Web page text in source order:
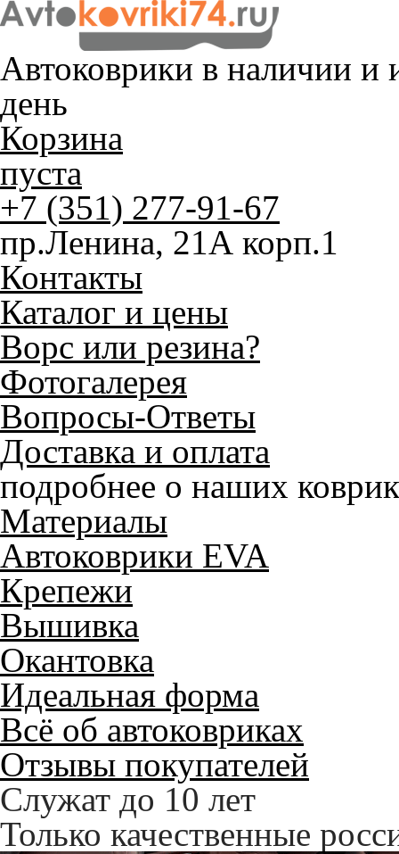
Автоковрики в наличии и
день
Корзина
пуста
+7 (351) 277-91-67
пр.Ленина, 21А корп.1
Контакты
Каталог и цены
Ворс или резина?
Фотогалерея
Вопросы-Ответы
Доставка и оплата
подробнее о наших
Материалы
Автоковрики EVA
Крепежи
Вышивка
Окантовка
Идеальная форма
Всё об автоковриках
Отзывы покупателей
Служат до 10 лет
Только качественные